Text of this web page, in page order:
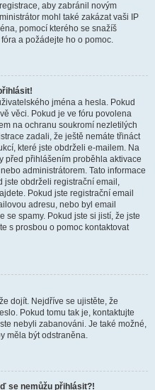
aby zabránil novým
mohl také zakázat vaši IP
pomocí kterého se snažíš
a požádejte ho o pomoc.
jména a hesla. Pokud
věci. Pokud je ve fóru povolena
na ochranu soukromí nezletilých
zadali, že ještě nemáte třináct
které jste obdrželi e-mailem. Na
před přihlášením proběhla aktivace
administrátorem. Tato informace
jste obdrželi registrační email,
Pokud jste registrační email
adresu, nebo byl email
se spamy. Pokud jste si jistí, že jste
s prosbou o pomoc kontaktovat
dojít. Nejdříve se ujistěte, že
Pokud tomu tak je, kontaktujte
nebyli zabanováni. Je také možné,
měla být odstraněna.
se nemůžu přihlásit?!